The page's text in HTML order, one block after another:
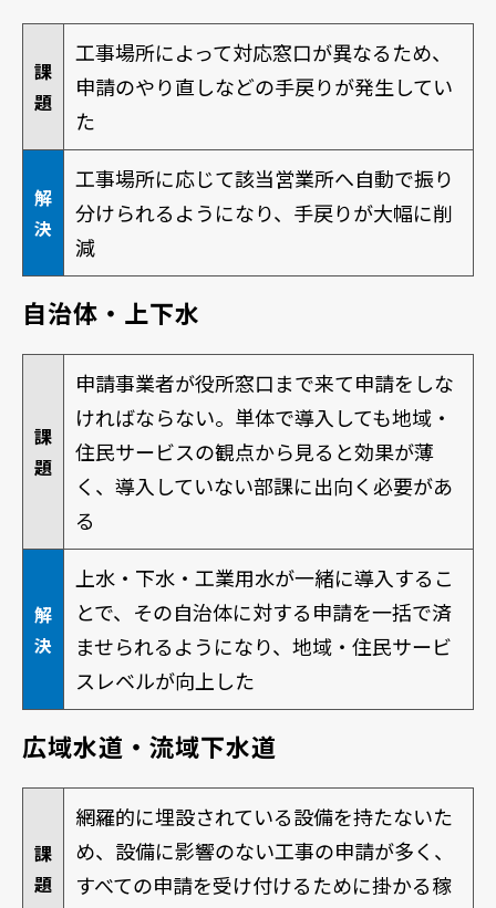
課
題
工事場所によって対応窓口が異なるため、
申請のやり直しなどの手戻りが発生してい
た
解
決
工事場所に応じて該当営業所へ自動で振り
分けられるようになり、手戻りが大幅に削
減
自治体・上下水
課
題
申請事業者が役所窓口まで来て申請をしな
ければならない。単体で導入しても地域・
住民サービスの観点から見ると効果が薄
く、導入していない部課に出向く必要があ
る
解
決
上水・下水・工業用水が一緒に導入するこ
とで、その自治体に対する申請を一括で済
ませられるようになり、地域・住民サービ
スレベルが向上した
広域水道・流域下水道
課
題
網羅的に埋設されている設備を持たないた
め、設備に影響のない工事の申請が多く、
すべての申請を受け付けるために掛かる稼